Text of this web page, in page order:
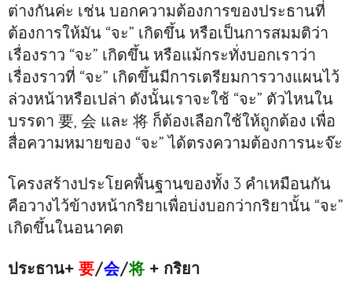
ต่างกันค่ะ เช่น บอกความต้องการของประธานที่
ต้องการให้มัน “จะ” เกิดขึ้น หรือเป็นการสมมติว่า
เรื่องราว “จะ” เกิดขึ้น หรือแม้กระทั่งบอกเราว่า
เรื่องราวที่ “จะ” เกิดขึ้นมีการเตรียมการวางแผนไว้
ล่วงหน้าหรือเปล่า ดังนั้นเราจะใช้ “จะ” ตัวไหนใน
บรรดา 要, 会 และ 将 ก็ต้องเลือกใช้ให้ถูกต้อง เพื่อ
สื่อความหมายของ “จะ” ได้ตรงความต้องการนะจ๊ะ
โครงสร้างประโยคพื้นฐานของทั้ง 3 คำเหมือนกัน
คือวางไว้ข้างหน้ากริยาเพื่อบ่งบอกว่ากริยานั้น “จะ”
เกิดขึ้นในอนาคต
ประธาน+ 要/会/将 + กริยา